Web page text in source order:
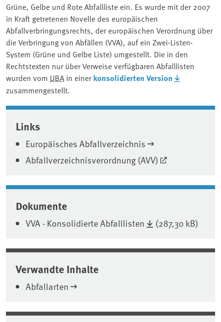
Grüne, Gelbe und Rote Abfallliste ein. Es wurde mit der 2007
in Kraft getretenen Novelle des europäischen
Abfallverbringungsrechts, der europäischen Verordnung über
die Verbringung von Abfällen (VVA), auf ein Zwei-Listen-
System (Grüne und Gelbe Liste) umgestellt. Die in den
Rechtstexten nur über Verweise verfügbaren Abfalllisten
wurden vom UBA in einerkonsolidierten Version
zusammengestellt.
Associated content
Links
Europäisches Abfallverzeichnis
Abfallverzeichnisverordnung (AVV)
Dokumente
VVA - Konsolidierte Abfalllisten (287,30 kB)
Verwandte Inhalte
Abfallarten